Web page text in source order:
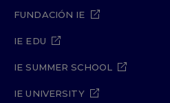
FUNDACIÓN IE
IE EDU
IE SUMMER SCHOOL
IE UNIVERSITY